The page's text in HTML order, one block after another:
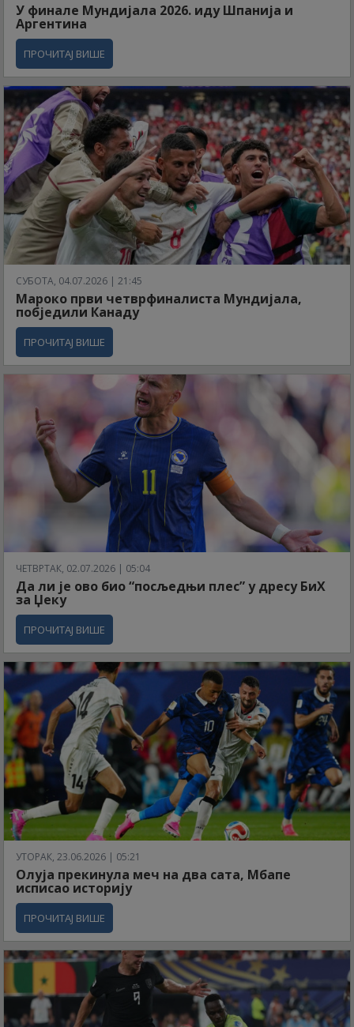
У финале Мундијала 2026. иду Шпанија и
Аргентина
ПРОЧИТАЈ ВИШЕ
СУБОТА, 04.07.2026 | 21:45
Мароко први четврфиналиста Мундијала,
побједили Канаду
ПРОЧИТАЈ ВИШЕ
ЧЕТВРТАК, 02.07.2026 | 05:04
Да ли је ово био “посљедњи плес” у дресу БиХ
за Џеку
ПРОЧИТАЈ ВИШЕ
УТОРАК, 23.06.2026 | 05:21
Олуја прекинула меч на два сата, Мбапе
исписао историју
ПРОЧИТАЈ ВИШЕ